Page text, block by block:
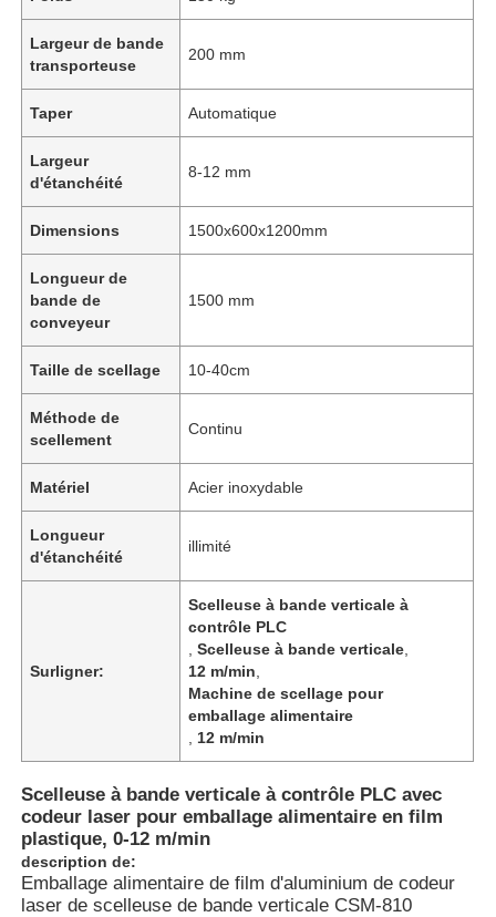
Produits
A propos de nous
Largeur de bande
transporteuse
200 mm
Taper Automatique
Largeur
d'étanchéité
8-12 mm
Dimensions 1500x600x1200mm
Longueur de
bande de
conveyeur
1500 mm
Taille de scellage 10-40cm
Méthode de
scellement
Continu
Matériel Acier inoxydable
Longueur
d'étanchéité
illimité
Surligner:
Scelleuse à bande verticale à
contrôle PLC
,Scelleuse à bande verticale
12 m/min
Machine de scellage pour
emballage alimentaire
12 m/min
Scelleuse à bande verticale à contrôle PLC avec
codeur laser pour emballage alimentaire en film
plastique, 0-12 m/min
description de:
Emballage alimentaire de film d'aluminium de codeur
laser de scelleuse de bande verticale CSM-810